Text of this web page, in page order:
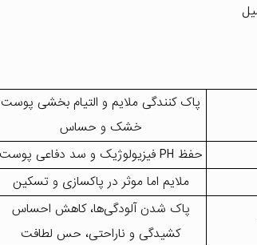
پاک کنندگی ملایم و التیام بخشی پوست
خشک و حساس
حفظ PH فیزیولوژیک و سد دفاعی پوست
ملایم اما موثر در پاکسازی و تسکین
پاک شدن آلودگی‌ها، کاهش احساس
کشیدگی و ناراحتی، حس لطافت